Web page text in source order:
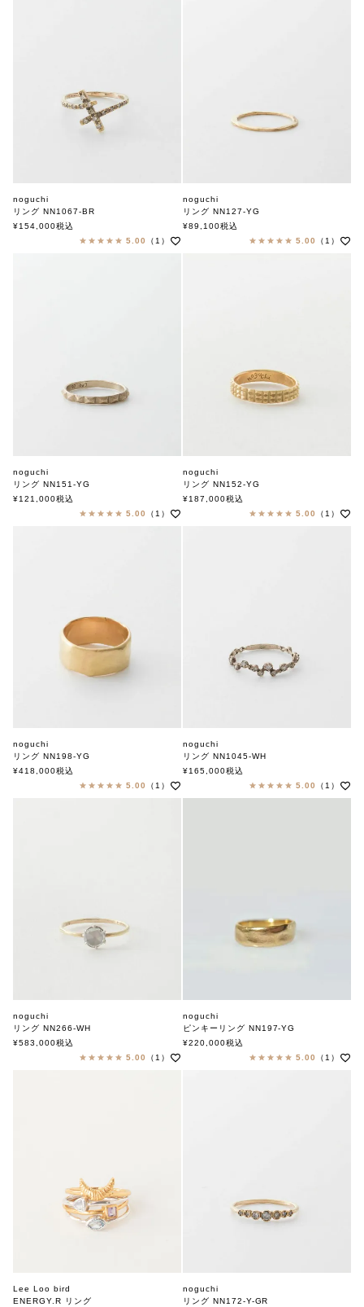
noguchi
リング NN1067-BR
ノグチ
¥154,000税込
5.00
（1）
noguchi
リング NN127-YG
ノグチ
¥89,100税込
5.00
（1）
noguchi
リング NN151-YG
ノグチ
¥121,000税込
5.00
（1）
noguchi
リング NN152-YG
ノグチ
¥187,000税込
5.00
（1）
noguchi
リング NN198-YG
ノグチ
¥418,000税込
5.00
（1）
noguchi
リング NN1045-WH
ノグチ
¥165,000税込
5.00
（1）
noguchi
リング NN266-WH
ノグチ
¥583,000税込
5.00
（1）
noguchi
ピンキーリング NN197-YG
ノグチ
¥220,000税込
5.00
（1）
Lee Loo bird
ENERGY.R リング
noguchi
リング NN172-Y-GR